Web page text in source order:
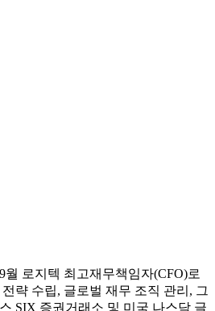
월 로지텍 최고재무책임자(CFO)로
략 수립, 글로벌 재무 조직 관리, 그
SIX 증권거래소 및 미국 나스닥 글